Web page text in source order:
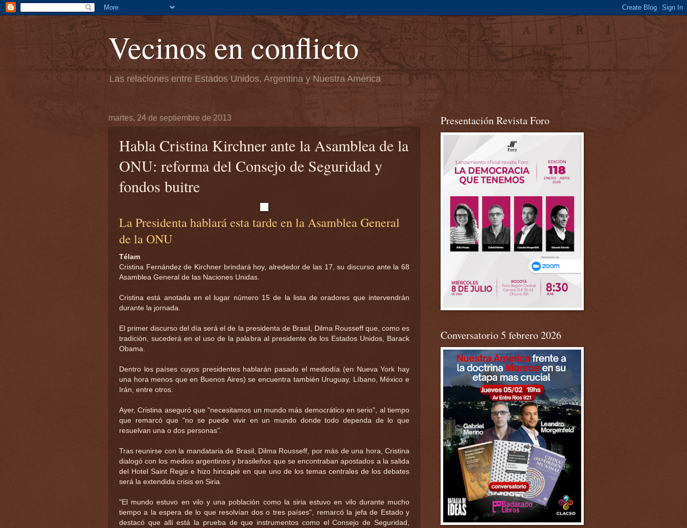
Vecinos en conflicto
Las relaciones entre Estados Unidos, Argentina y Nuestra América
martes, 24 de septiembre de 2013
Habla Cristina Kirchner ante la Asamblea de la
ONU: reforma del Consejo de Seguridad y
fondos buitre
La Presidenta hablará esta tarde en la Asamblea General
de la ONU
Télam
Cristina Fernández de Kirchner brindará hoy, alrededor de las 17, su discurso ante la 68
Asamblea General de las Naciones Unidas.
Cristina está anotada en el lugar número 15 de la lista de oradores que intervendrán
durante la jornada.
El primer discurso del día será el de la presidenta de Brasil, Dilma Rousseff que, como es
tradición, sucederá en el uso de la palabra al presidente de los Estados Unidos, Barack
Obama.
Dentro los países cuyos presidentes hablarán pasado el mediodía (en Nueva York hay
una hora menos que en Buenos Aires) se encuentra también Uruguay, Líbano, México e
Irán, entre otros.
Ayer, Cristina aseguró que "necesitamos un mundo más democrático en serio", al tiempo
que remarcó que "no se puede vivir en un mundo donde todo dependa de lo que
resuelvan una o dos personas".
Tras reunirse con la mandataria de Brasil, Dilma Rousseff, por más de una hora, Cristina
dialogó con los medios argentinos y brasileños que se encontraban apostados a la salida
del Hotel Saint Regis e hizo hincapié en que uno de los temas centrales de los debates
será la extendida crisis en Siria.
"El mundo estuvo en vilo y una población como la siria estuvo en vilo durante mucho
tiempo a la espera de lo que resolvían dos o tres países", remarcó la jefa de Estado y
destacó que allí está la prueba de que instrumentos como el Consejo de Seguridad,
Presentación Revista Foro
Conversatorio 5 febrero 2026